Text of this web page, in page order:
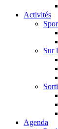
Activités
Sur
Agenda